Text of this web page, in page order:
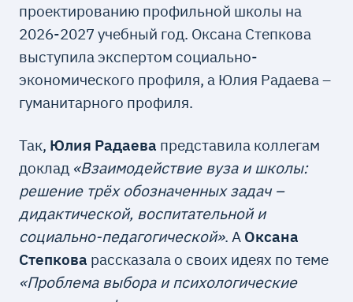
проектированию профильной школы на
2026-2027 учебный год. Оксана Степкова
выступила экспертом социально-
экономического профиля, а Юлия Радаева –
гуманитарного профиля.
Так, Юлия Радаева представила коллегам
доклад «Взаимодействие вуза и школы:
решение трёх обозначенных задач –
дидактической, воспитательной и
социально-педагогической». А Оксана
Степкова рассказала о своих идеях по теме
«Проблема выбора и психологические